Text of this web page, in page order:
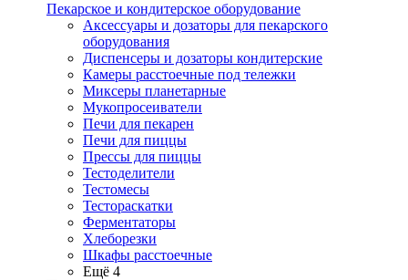
Пекарское и кондитерское оборудование
Аксессуары и дозаторы для пекарского
оборудования
Диспенсеры и дозаторы кондитерские
Камеры расстоечные под тележки
Миксеры планетарные
Мукопросеиватели
Печи для пекарен
Печи для пиццы
Прессы для пиццы
Тестоделители
Тестомесы
Тестораскатки
Ферментаторы
Хлеборезки
Шкафы расстоечные
Ещё 4